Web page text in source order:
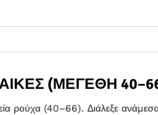
(ΜΕΓΈΘΗ
ρούχα (40–66). Διάλεξε